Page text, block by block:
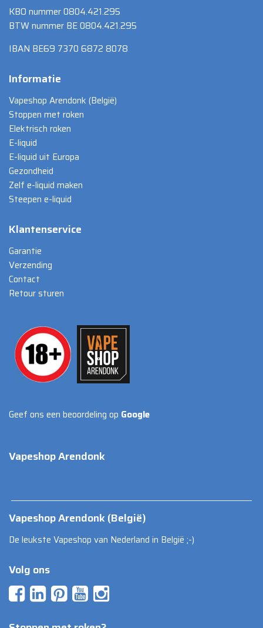
KBO nummer 0804.421.295
BTW nummer BE 0804.421.295
IBAN BE69 7370 6872 8078
Informatie
Vapeshop Arendonk (België)
Stoppen met roken
Elektrisch roken
E-liquid
E-liquid uit Europa
Gezondheid
Zelf e-liquid maken
Steepen e-liquid
Klantenservice
Garantie
Verzending
Contact
Retour sturen
Geef ons een beoordeling op Google
Vapeshop Arendonk
Vapeshop Arendonk (België)
De leukste Vapeshop van Nederland in België ;-)
Volg ons